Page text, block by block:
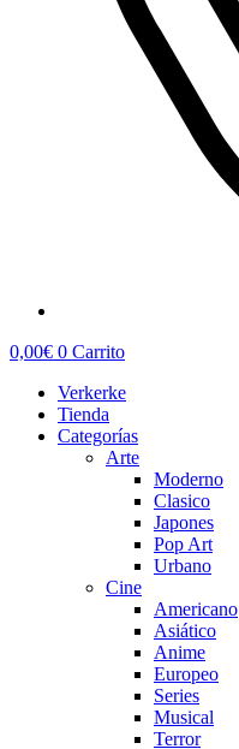
0,00€ 0 Carrito
Verkerke
Tienda
Categorías
Arte
Moderno
Clasico
Japones
Pop Art
Urbano
Cine
Americano
Asiático
Anime
Europeo
Series
Musical
Terror